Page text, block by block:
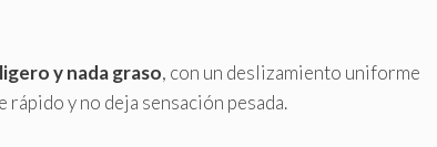
y nada graso, con un deslizamiento uniforme
y no deja sensación pesada.